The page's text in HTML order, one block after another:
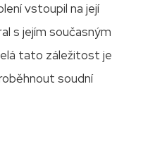
vstoupil na její
s jejím současným
tato záležitost je
soudní